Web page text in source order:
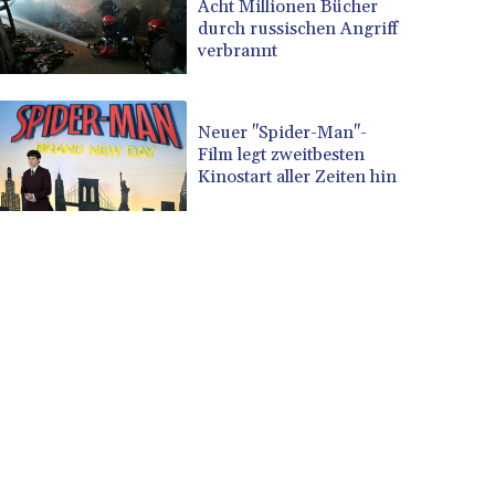
Acht Millionen Bücher
durch russischen Angriff
verbrannt
Neuer "Spider-Man"-
Film legt zweitbesten
Kinostart aller Zeiten hin